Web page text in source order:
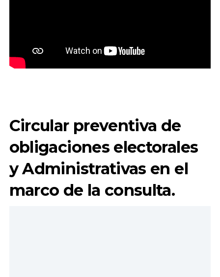
Circular preventiva de
obligaciones electorales
y Administrativas en el
marco de la consulta.